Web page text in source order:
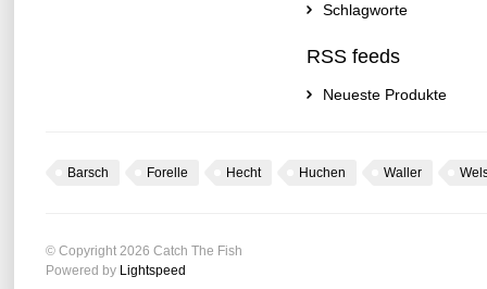
Schlagworte
RSS feeds
Neueste Produkte
Barsch Forelle Hecht Huchen Waller
© Copyright 2026 Catch The Fish
Powered by Lightspeed